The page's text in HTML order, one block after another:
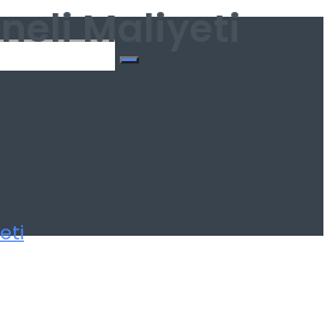
Maliyeti